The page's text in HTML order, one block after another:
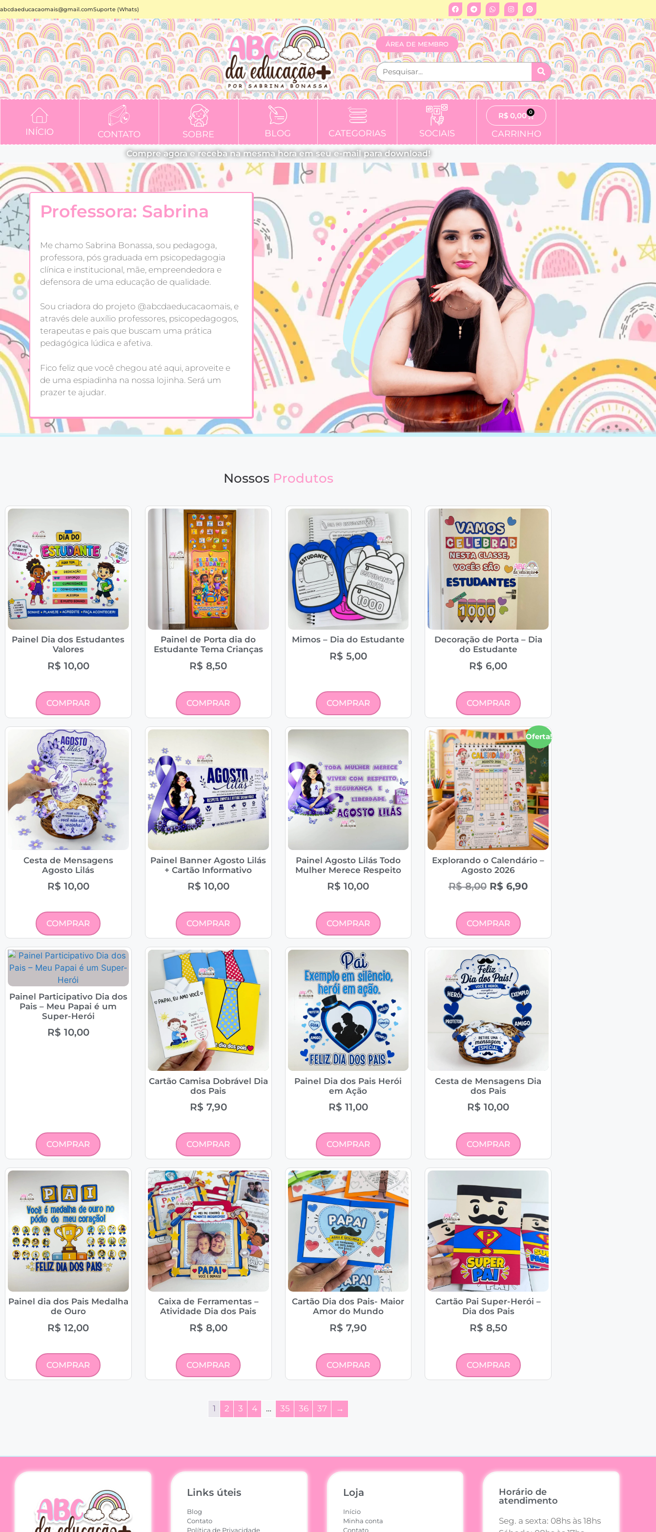
abcdaeducacaomais@gmail.comSuporte (Whats)
ÁREA DE MEMBRO
INÍCIO CONTATO SOBRE BLOG CATEGORIAS SOCIAIS
R$ 0,00 0
CARRINHO
Compre agora e receba na mesma hora em seu e-mail para download!
Professora: Sabrina
Me chamo Sabrina Bonassa, sou pedagoga,
professora, pós graduada em psicopedagogia
clínica e institucional, mãe, empreendedora e
defensora de uma educação de qualidade.
Sou criadora do projeto @abcdaeducacaomais, e
através dele auxílio professores, psicopedagogos,
terapeutas e pais que buscam uma prática
pedagógica lúdica e afetiva.
Fico feliz que você chegou até aqui, aproveite e
de uma espiadinha na nossa lojinha. Será um
prazer te ajudar.
Nossos Produtos
Painel Dia dos Estudantes
Valores
R$ 10,00
COMPRAR
Painel de Porta dia do
Estudante Tema Crianças
R$ 8,50
COMPRAR
Mimos – Dia do Estudante
R$ 5,00
COMPRAR
Decoração de Porta – Dia
do Estudante
R$ 6,00
COMPRAR
Cesta de Mensagens
Agosto Lilás
R$ 10,00
COMPRAR
Painel Banner Agosto Lilás
+ Cartão Informativo
R$ 10,00
COMPRAR
Painel Agosto Lilás Todo
Mulher Merece Respeito
R$ 10,00
COMPRAR
Oferta!
Explorando o Calendário –
Agosto 2026
R$8,00 R$6,90
COMPRAR
Painel Participativo Dia dos
Pais – Meu Papai é um
Super-Herói
R$ 10,00
COMPRAR
Cartão Camisa Dobrável Dia
dos Pais
R$ 7,90
COMPRAR
Painel Dia dos Pais Herói
em Ação
R$ 11,00
COMPRAR
Cesta de Mensagens Dia
dos Pais
R$ 10,00
COMPRAR
Painel dia dos Pais Medalha
de Ouro
R$ 12,00
COMPRAR
Caixa de Ferramentas –
Atividade Dia dos Pais
R$ 8,00
COMPRAR
Cartão Dia dos Pais- Maior
Amor do Mundo
R$ 7,90
COMPRAR
Cartão Pai Super-Herói –
Dia dos Pais
R$ 8,50
COMPRAR
1 2 3 4 … 35 36 37 →
Links úteis
Blog
Contato
Política de Privacidade
Loja
Início
Minha conta
Contato
Horário de
atendimento
Seg. a sexta: 08hs às 18hs